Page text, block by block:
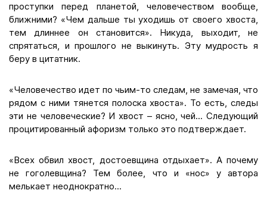
проступки перед планетой, человечеством вообще,
ближними? «Чем дальше ты уходишь от своего хвоста,
тем длиннее он становится». Никуда, выходит, не
спрятаться, и прошлого не выкинуть. Эту мудрость я
беру в цитатник.
«Человечество идет по чьим-то следам, не замечая, что
рядом с ними тянется полоска хвоста». То есть, следы
эти не человеческие? И хвост – ясно, чей... Следующий
процитированный афоризм только это подтверждает.
«Всех обвил хвост, достоевщина отдыхает». А почему
не гоголевщина? Тем более, что и «нос» у автора
мелькает неоднократно...